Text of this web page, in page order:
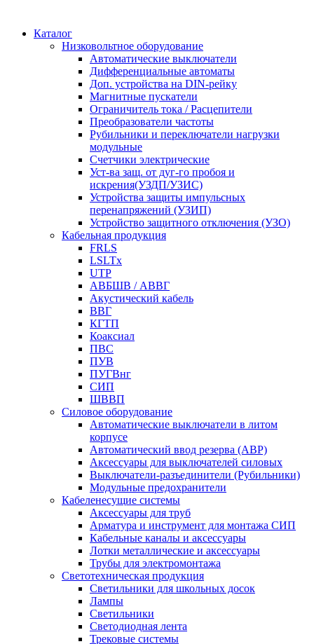
Каталог
Низковольтное оборудование
Автоматические выключатели
Дифференциальные автоматы
Доп. устройства на DIN-рейку
Магнитные пускатели
Ограничитель тока / Расцепители
Преобразователи частоты
Рубильники и переключатели нагрузки
модульные
Счетчики электрические
Уст-ва защ. от дуг-го пробоя и
искрения(УЗДП/УЗИС)
Устройства защиты импульсных
перенапряжений (УЗИП)
Устройство защитного отключения (УЗО)
Кабельная продукция
FRLS
LSLTx
UTP
АВБШВ / АВВГ
Акустический кабель
ВВГ
КГТП
Коаксиал
ПВС
ПУВ
ПУГВнг
СИП
ШВВП
Силовое оборудование
Автоматические выключатели в литом
корпусе
Автоматический ввод резерва (АВР)
Аксессуары для выключателей силовых
Выключатели-разъединители (Рубильники)
Модульные предохранители
Кабеленесущие системы
Аксессуары для труб
Арматура и инструмент для монтажа СИП
Кабельные каналы и аксессуары
Лотки металлические и аксессуары
Трубы для электромонтажа
Светотехническая продукция
Светильники для школьных досок
Лампы
Светильники
Светодиодная лента
Трековые системы